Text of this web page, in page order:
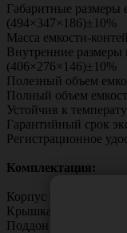
Габаритные
(494×347×186)±10%
Масса емкости-
Внутренние
(406×276×146)±10%
Полезный объем
Полный объем
Устойчив к
Гарантийный срок
Регистрационное
Комплектация:
Корпус – 1 шт.,
Крышка – 1 шт.,
Поддон – 1 шт.,